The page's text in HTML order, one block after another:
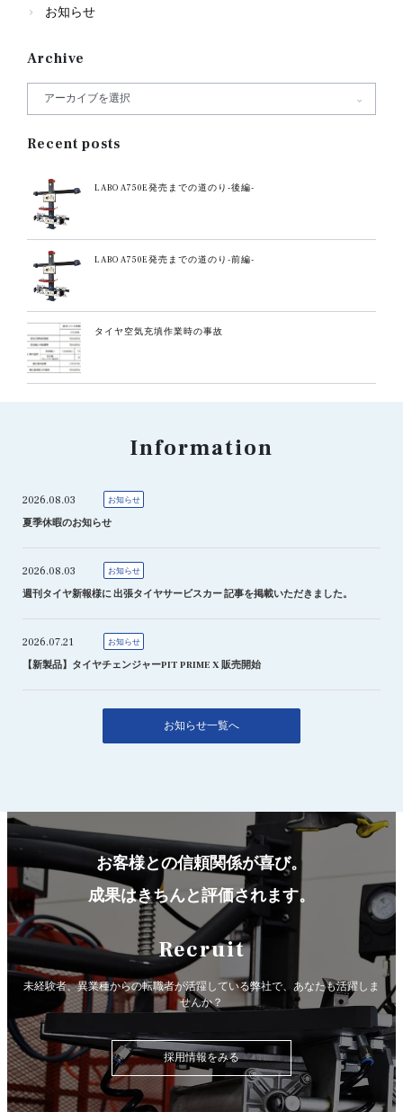
お知らせ
Archive
Recent posts
LABO A750E発売までの道のり-後編-
LABO A750E発売までの道のり-前編-
タイヤ空気充填作業時の事故
Information
2026.08.03 お知らせ
夏季休暇のお知らせ
2026.08.03 お知らせ
週刊タイヤ新報様に 出張タイヤサービスカー 記事を掲載いただきました。
2026.07.21 お知らせ
【新製品】タイヤチェンジャーPIT PRIME X 販売開始
お知らせ一覧へ
お客様との信頼関係が喜び。
成果はきちんと評価されます。
Recruit
未経験者、異業種からの転職者が活躍している弊社で、 あなたも活躍しま
せんか？
採用情報をみる